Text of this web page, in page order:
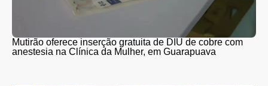
Mutirão oferece inserção gratuita de DIU de cobre com
anestesia na Clínica da Mulher, em Guarapuava